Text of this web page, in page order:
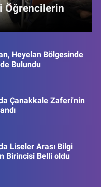
Öğrencilerin
Heyelan Bölgesinde
Bulundu
Çanakkale Zaferi'nin
Liseler Arası Bilgi
Birincisi Belli oldu